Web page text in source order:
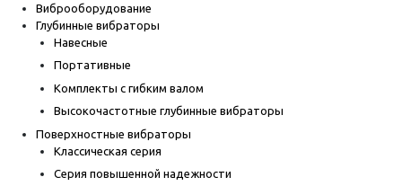
Виброоборудование
Глубинные вибраторы
Навесные
Портативные
Комплекты с гибким валом
Высокочастотные глубинные вибраторы
Поверхностные вибраторы
Классическая серия
Серия повышенной надежности